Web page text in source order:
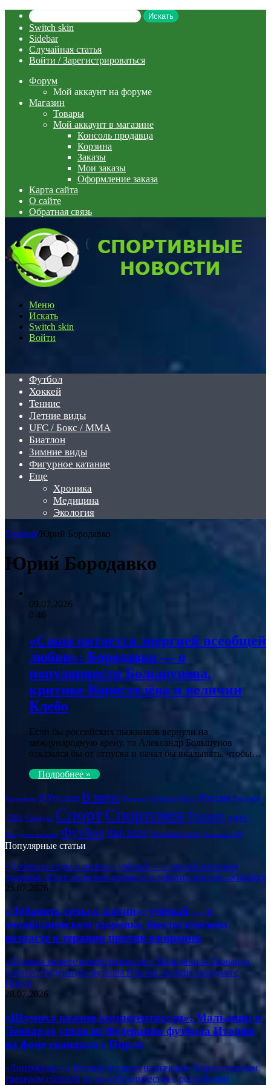
Искать
Switch skin
Sidebar
Случайная статья
Войти / Зарегистрироваться
Форум
Мой аккаунт на форуме
Магазин
Товары
Мой аккаунт в магазине
Консоль продавца
Корзина
Заказы
Мои заказы
Оформление заказа
Карта сайта
О сайте
Обратная связь
Меню
Искать
Switch skin
Войти
Футбол
Хоккей
Теннис
Летние виды
UFC / Бокс / MMA
Биатлон
Зимние виды
Фигурное катание
Еще
Хроника
Медицина
Экология
Главная/Юрий Бородавко
Юрий Бородавко
09.07.2026
0 46
«Саша питается энергией всеобщей
любви»: Бородавко — о
популярности Большунова,
критике Коростелёва и величии
Клебо
Если бы российских лыжников вернули на
международную арену, то Александр Большунов
отказался бы от отпуска и начал бы вкалывать, чтобы…
Подробнее »
Аргентина В России В мире Испания Лионель Месси Россия Россияне
США Скандал СпортСпортсменТренер ФИФА
Фигурное катание Футбол ЧМ-2026 Чемпионат мира Эксклюзив RT
Популярные статьи
«Добавить годы к жизни»: учёный — о метаболическом
здоровье, биологическом возрасте и терапии против ожирения
25.07.2026
«Добавить годы к жизни»: учёный — о
метаболическом здоровье, биологическом
возрасте и терапии против ожирения
«Шумиха важнее компетентности»: Мальдини и Леонардо
ушли из Федерации футбола Италии на фоне скандала с
Пирло
28.07.2026
«Шумиха важнее компетентности»: Мальдини и
Леонардо ушли из Федерации футбола Италии
на фоне скандала с Пирло
«Лицемерие»: в Италии осудили назначение Пирло главным
тренером сборной из-за сотрудничества с российским